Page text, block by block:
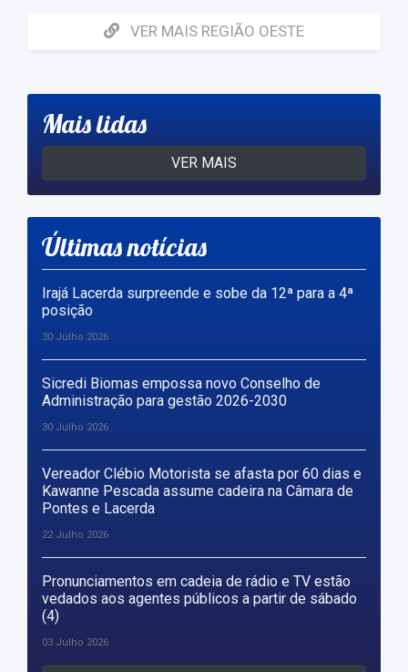
VER MAIS REGIÃO OESTE
Mais lidas
VER MAIS
Últimas notícias
Irajá Lacerda surpreende e sobe da 12ª para a 4ª
posição
30 Julho 2026
Sicredi Biomas empossa novo Conselho de
Administração para gestão 2026-2030
30 Julho 2026
Vereador Clébio Motorista se afasta por 60 dias e
Kawanne Pescada assume cadeira na Câmara de
Pontes e Lacerda
22 Julho 2026
Pronunciamentos em cadeia de rádio e TV estão
vedados aos agentes públicos a partir de sábado
(4)
03 Julho 2026